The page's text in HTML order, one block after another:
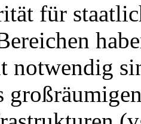
für
not­wen­dig